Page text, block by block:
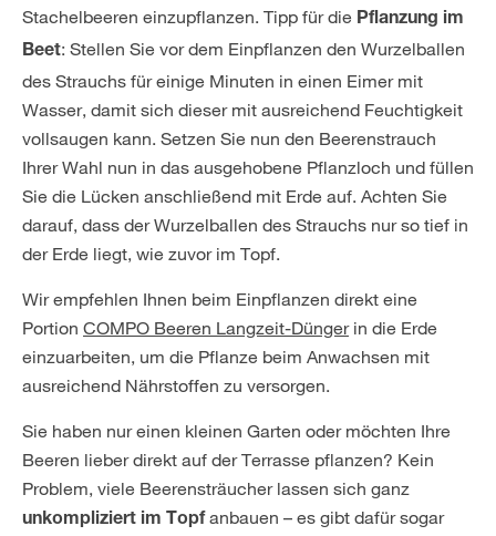
Stachelbeeren einzupflanzen. Tipp für die Pflanzung im
Beet: Stellen Sie vor dem Einpflanzen den Wurzelballen
des Strauchs für einige Minuten in einen Eimer mit
Wasser, damit sich dieser mit ausreichend Feuchtigkeit
vollsaugen kann. Setzen Sie nun den Beerenstrauch
Ihrer Wahl nun in das ausgehobene Pflanzloch und füllen
Sie die Lücken anschließend mit Erde auf. Achten Sie
darauf, dass der Wurzelballen des Strauchs nur so tief in
der Erde liegt, wie zuvor im Topf.
Wir empfehlen Ihnen beim Einpflanzen direkt eine
Portion COMPO Beeren Langzeit-Düngerin die Erde
einzuarbeiten, um die Pflanze beim Anwachsen mit
ausreichend Nährstoffen zu versorgen.
Sie haben nur einen kleinen Garten oder möchten Ihre
Beeren lieber direkt auf der Terrasse pflanzen? Kein
Problem, viele Beerensträucher lassen sich ganz
unkompliziert im Topfanbauen – es gibt dafür sogar